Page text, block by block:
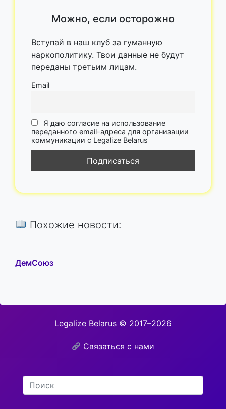
Можно, если осторожно
Вступай в наш клуб за гуманную
наркополитику. Твои данные не будут
переданы третьим лицам.
Email
Я даю согласие на использование
переданного email-адреса для организации
коммуникации с Legalize Belarus
Похожие новости:
ДемСоюз
Legalize Belarus © 2017–2026
Связаться с нами